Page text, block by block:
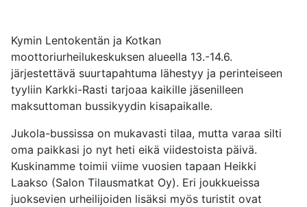
Kymin Lentokentän ja Kotkan
moottoriurheilukeskuksen alueella 13.-14.6.
järjestettävä suurtapahtuma lähestyy ja perinteiseen
tyyliin Karkki-Rasti tarjoaa kaikille jäsenilleen
maksuttoman bussikyydin kisapaikalle.
Jukola-bussissa on mukavasti tilaa, mutta varaa silti
oma paikkasi jo nyt heti eikä viidestoista päivä.
Kuskinamme toimii viime vuosien tapaan Heikki
Laakso (Salon Tilausmatkat Oy). Eri joukkueissa
juoksevien urheilijoiden lisäksi myös turistit ovat